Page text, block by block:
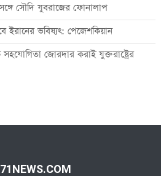
সঙ্গে সৌদি যুবরাজের ফোনালাপ
ইরানের ভবিষ্যৎ: পেজেশকিয়ান
সহযোগিতা জোরদার করাই যুক্তরাষ্ট্রের